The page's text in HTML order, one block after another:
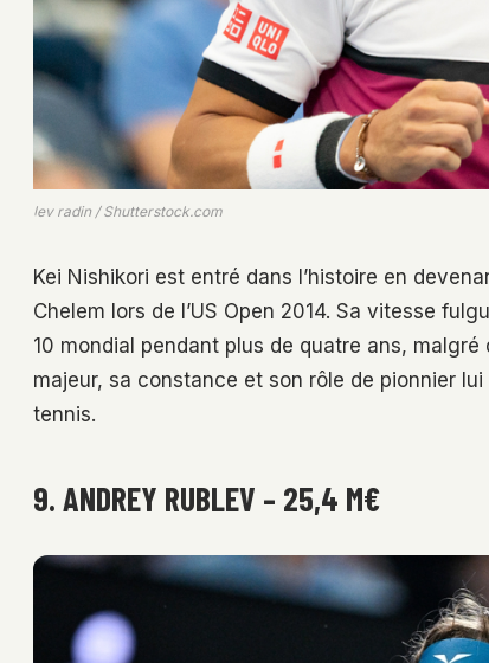
lev radin / Shutterstock.com
Kei Nishikori est entré dans l’histoire en
Chelem lors de l’US Open 2014. Sa vitesse
10 mondial pendant plus de quatre ans,
majeur, sa constance et son rôle de pionnier
tennis.
9. ANDREY RUBLEV – 25,4 M€